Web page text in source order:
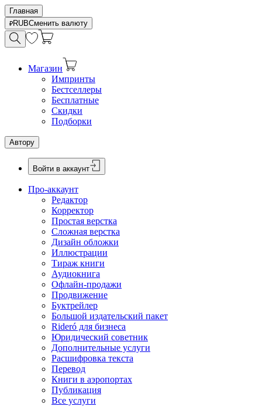
Главная
RUBСменить валюту
Магазин
Импринты
Бестселлеры
Бесплатные
Скидки
Подборки
Автору
Войти в аккаунт
Про-аккаунт
Редактор
Корректор
Простая верстка
Сложная верстка
Дизайн обложки
Иллюстрации
Тираж книги
Аудиокнига
Офлайн-продажи
Продвижение
Буктрейлер
Большой издательский пакет
Rideró для бизнеса
Юридический советник
Дополнительные услуги
Расшифровка текста
Перевод
Книги в аэропортах
Публикация
Все услуги